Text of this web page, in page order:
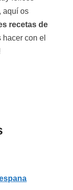
aquí os
recetas de
con el